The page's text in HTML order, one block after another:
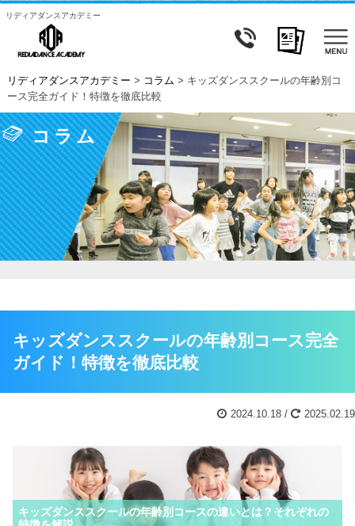
リディアダンスアカデミー
リディアダンスアカデミー > コラム > キッズダンススクールの年齢別コ
ース完全ガイド！特徴を徹底比較
コラム
キッズダンススクールの年齢別コース完全
ガイド！特徴を徹底比較
2024.10.18 / 2025.02.19
キッズダンススクールの年齢別コースの違いとは？それぞれの